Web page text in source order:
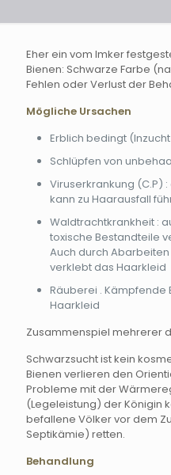
Eher ein vom Imker
Bienen: Schwarze Farbe
Fehlen oder Verlust der
Mögliche Ursachen
Erblich bedingt
Schlüpfen von
Viruserkrankung (C.P)
kann zu Haarausfall
Waldtrachtkrankheit :
toxische Bestandteile
Auch durch
verklebt das Haarkleid
Räuberei .
Haarkleid
Zusammenspiel mehrerer
Schwarzsucht ist kein
Bienen verlieren den
Probleme mit der
(Legeleistung) der Königin
befallene Völker vor dem
Septikämie) retten.
Behandlung